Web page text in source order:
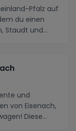
Pfalz auf
du einen
Staudt und
und
von Eisenach,
Diese